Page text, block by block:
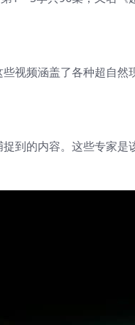
视频涵盖了各种超自然
到的内容。这些专家是